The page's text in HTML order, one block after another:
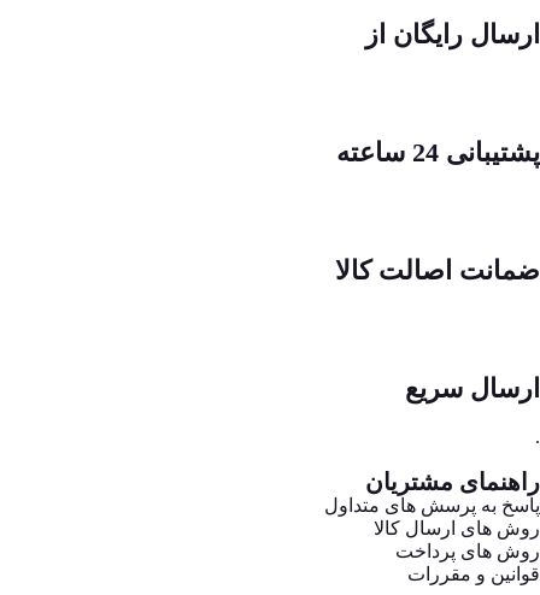
ارسال رایگان از
پشتیبانی 24 ساعته
ضمانت اصالت کالا
ارسال سریع
.
راهنمای مشتریان
پاسخ به پرسش های متداول
روش های ارسال کالا
روش های پرداخت
قوانین و مقررات